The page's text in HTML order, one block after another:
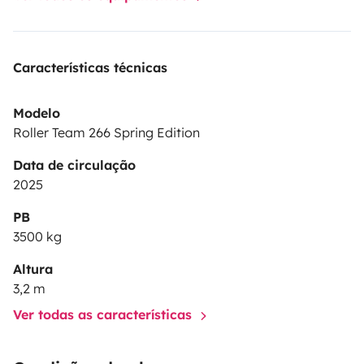
Características técnicas
Modelo
Roller Team 266 Spring Edition
Data de circulação
2025
PB
3500 kg
Altura
3,2 m
Ver todas as características